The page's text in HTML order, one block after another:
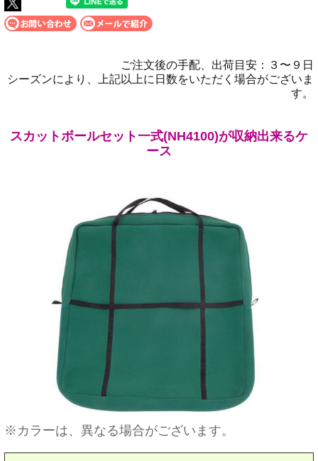
ご注文後の手配、出荷目安：３〜９日
シーズンにより、上記以上に日数をいただく場合がございま
す。
スカットボールセット一式(NH4100)が収納出来るケ
ース
※カラーは、異なる場合がございます。